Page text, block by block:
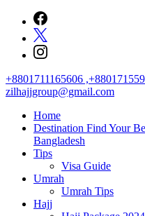
content
+8801711165606
zilhajjgroup@gmail.com
Home
Destination Find Your
Bangladesh
Tips
Visa Guide
Umrah
Umrah Tips
Hajj